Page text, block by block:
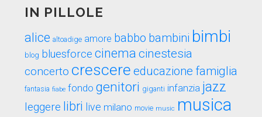
IN PILLOLE
alice altoadige amore babbo bambini bimbi
blog bluesforce cinema cinestesia
concerto crescere educazione famiglia
fantasia fiabe fondo genitori giganti infanzia jazz
leggere libri live milano movie music musica